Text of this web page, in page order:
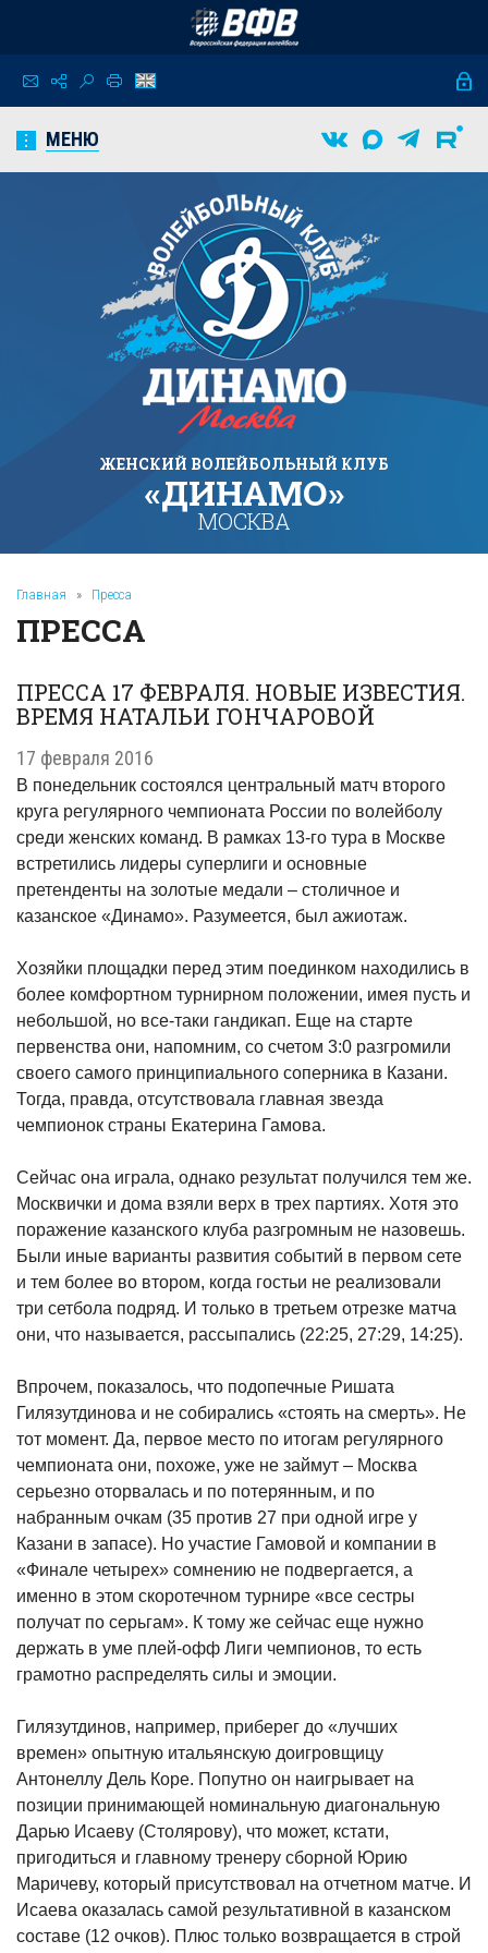
МЕНЮ
ЖЕНСКИЙ ВОЛЕЙБОЛЬНЫЙ КЛУБ
«ДИНАМО»
МОСКВА
Главная » Пресса
ПРЕССА
ПРЕССА 17 ФЕВРАЛЯ. НОВЫЕ ИЗВЕСТИЯ.
ВРЕМЯ НАТАЛЬИ ГОНЧАРОВОЙ
17 февраля 2016
В понедельник состоялся центральный матч второго
круга регулярного чемпионата России по волейболу
среди женских команд. В рамках 13-го тура в Москве
встретились лидеры суперлиги и основные
претенденты на золотые медали – столичное и
казанское «Динамо». Разумеется, был ажиотаж.
Хозяйки площадки перед этим поединком находились в
более комфортном турнирном положении, имея пусть и
небольшой, но все-таки гандикап. Еще на старте
первенства они, напомним, со счетом 3:0 разгромили
своего самого принципиального соперника в Казани.
Тогда, правда, отсутствовала главная звезда
чемпионок страны Екатерина Гамова.
Сейчас она играла, однако результат получился тем же.
Москвички и дома взяли верх в трех партиях. Хотя это
поражение казанского клуба разгромным не назовешь.
Были иные варианты развития событий в первом сете
и тем более во втором, когда гостьи не реализовали
три сетбола подряд. И только в третьем отрезке матча
они, что называется, рассыпались (22:25, 27:29, 14:25).
Впрочем, показалось, что подопечные Ришата
Гилязутдинова и не собирались «стоять на смерть». Не
тот момент. Да, первое место по итогам регулярного
чемпионата они, похоже, уже не займут – Москва
серьезно оторвалась и по потерянным, и по
набранным очкам (35 против 27 при одной игре у
Казани в запасе). Но участие Гамовой и компании в
«Финале четырех» сомнению не подвергается, а
именно в этом скоротечном турнире «все сестры
получат по серьгам». К тому же сейчас еще нужно
держать в уме плей-офф Лиги чемпионов, то есть
грамотно распределять силы и эмоции.
Гилязутдинов, например, приберег до «лучших
времен» опытную итальянскую доигровщицу
Антонеллу Дель Коре. Попутно он наигрывает на
позиции принимающей номинальную диагональную
Дарью Исаеву (Столярову), что может, кстати,
пригодиться и главному тренеру сборной Юрию
Маричеву, который присутствовал на отчетном матче. И
Исаева оказалась самой результативной в казанском
составе (12 очков). Плюс только возвращается в строй